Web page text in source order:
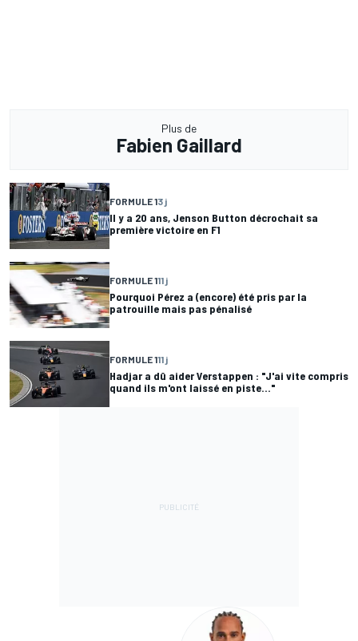
Plus de
Fabien Gaillard
FORMULE 13 j
Il y a 20 ans, Jenson Button décrochait sa
première victoire en F1
FORMULE 111 j
Pourquoi Pérez a (encore) été pris par la
patrouille mais pas pénalisé
FORMULE 111 j
Hadjar a dû aider Verstappen : "J'ai vite compris
quand ils m'ont laissé en piste..."